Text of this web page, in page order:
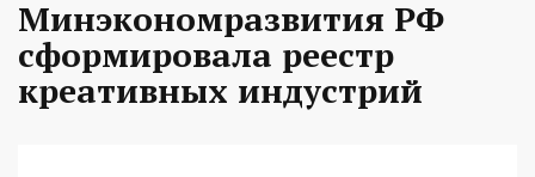
Минэкономразвития РФ
сформировала реестр
креативных индустрий